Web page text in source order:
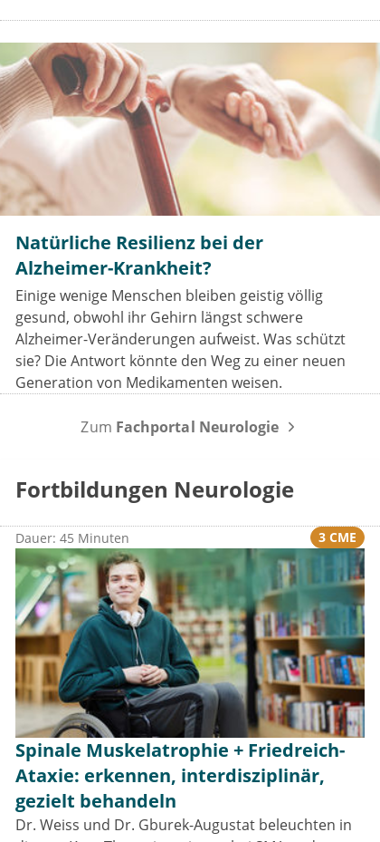
Natürliche Resilienz bei der
Alzheimer-Krankheit?
Einige wenige Menschen bleiben geistig völlig
gesund, obwohl ihr Gehirn längst schwere
Alzheimer-Veränderungen aufweist. Was schützt
sie? Die Antwort könnte den Weg zu einer neuen
Generation von Medikamenten weisen.
Zum Fachportal Neurologie
Fortbildungen Neurologie
Dauer: 45 Minuten 3 CME
Spinale Muskelatrophie + Friedreich-
Ataxie: erkennen, interdisziplinär,
gezielt behandeln
Dr. Weiss und Dr. Gburek-Augustat beleuchten in